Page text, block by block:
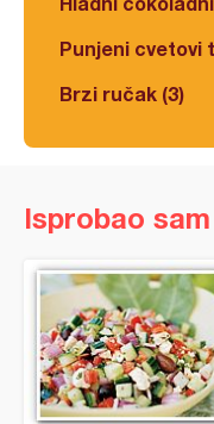
Punjeni cvetovi
Brzi ručak (3)
Isprobao sam